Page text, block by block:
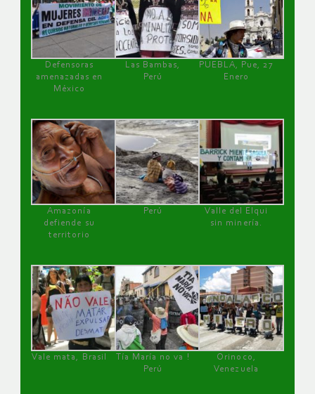
Defensoras
amenazadas en
México
Las Bambas,
Perú
PUEBLA, Pue, 27
Enero
Amazonía
defiende su
territorio
Perú
Valle del Elqui
sin minería.
Vale mata, Brasil
Tía María no va !
Perú
Orinoco,
Venezuela